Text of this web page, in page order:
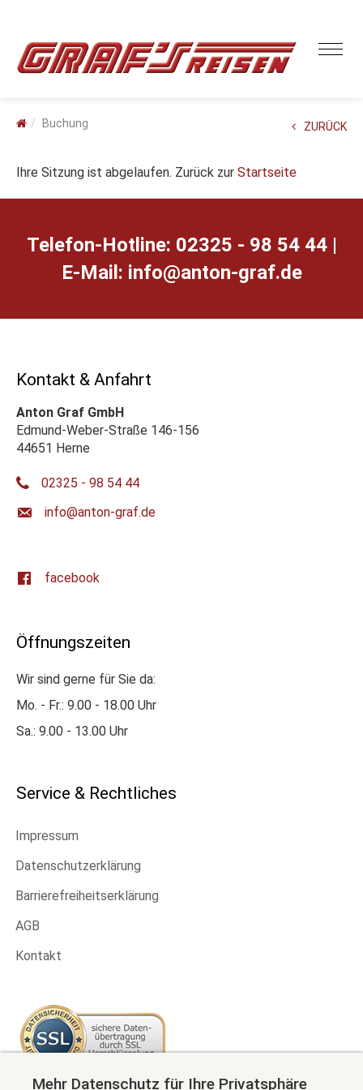
Buchung ZURÜCK
Ihre Sitzung ist abgelaufen. Zurück zur Startseite
Telefon-Hotline: 02325 - 98 54 44 |
E-Mail: ed.farg-notna@ofni
Kontakt & Anfahrt
Anton Graf GmbH
Edmund-Weber-Straße 146-156
44651 Herne
02325 - 98 54 44
ed.farg-notna@ofni
facebook
Öffnungszeiten
Wir sind gerne für Sie da:
Mo. - Fr.: 9.00 - 18.00 Uhr
Sa.: 9.00 - 13.00 Uhr
Service & Rechtliches
Impressum
Datenschutzerklärung
Barrierefreiheitserklärung
AGB
Kontakt
Mehr Datenschutz für Ihre Privatsphäre